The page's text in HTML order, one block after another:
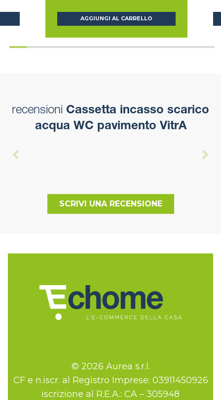
AGGIUNGI AL CARRELLO
recensioni Cassetta incasso scarico
acqua WC pavimento VitrA
SCRIVI UNA RECENSIONE
© 2026 Aurea s.r.l.
CF e n.iscr. al Registro Imprese: 03911450926
iscrizione al R.E.A.: CA – 305948